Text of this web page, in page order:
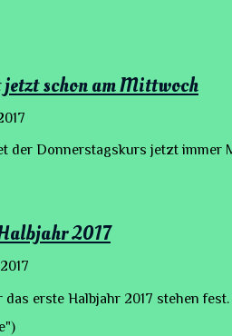
schon am Mittwoch
der Donnerstagskurs jetzt
2017
erste Halbjahr 2017 stehen fest.